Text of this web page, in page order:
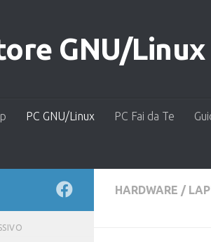
GNU/
PC GNU/Linux PC Fai da Te
HARDWARE /